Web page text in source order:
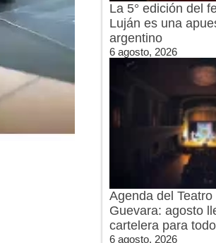
La 5° edición del
Luján es una
argentino
6 agosto, 2026
Agenda del Teatro
Guevara: agosto
cartelera para
6 agosto, 2026